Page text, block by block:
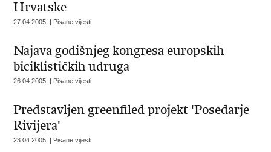
Hrvatske
27.04.2005. | Pisane vijesti
Najava godišnjeg kongresa europskih
biciklističkih udruga
26.04.2005. | Pisane vijesti
Predstavljen greenfiled projekt 'Posedarje
Rivijera'
23.04.2005. | Pisane vijesti